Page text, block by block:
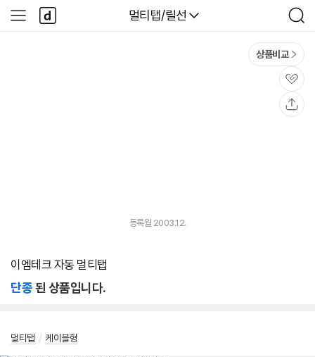
다나와
멀티탭/릴선
검
색
사
이
다
나
와
상품비교
관
심
등록월 2003.12.
이엠테크 자동 멀티탭
단종된 상품입니다.
멀티탭 / 케이블형